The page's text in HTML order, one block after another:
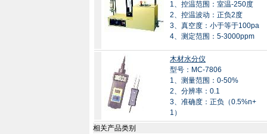
1、控温范围：室温-250度
2、控温波动：正负2度
3、真空度：小于等于100pa
4、测定范围：5-3000ppm
木材水分仪
型号：MC-7806
1、测量范围：0-50%
2、分辨率：0.1
3、准确度：正负（0.5%n+
1）
相关产品类别